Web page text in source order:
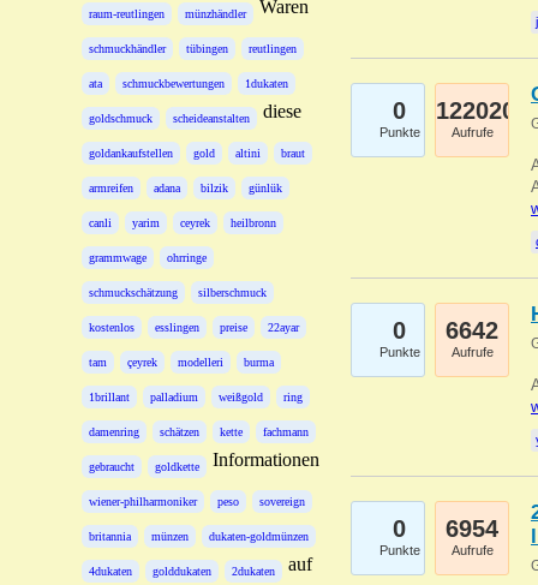
raum-reutlingen münzhändler
schmuckhändler tübingen reutlingen
ata schmuckbewertungen 1dukaten
goldschmuck scheideanstalten
goldankaufstellen gold altini braut
armreifen adana bilzik günlük
canli yarim ceyrek heilbronn
grammwage ohrringe
schmuckschätzung silberschmuck
kostenlos esslingen preise 22ayar
tam çeyrek modelleri burma
1brillant palladium weißgold ring
damenring schätzen kette fachmann
gebraucht goldkette
wiener-philharmoniker peso sovereign
britannia münzen dukaten-goldmünzen
4dukaten golddukaten 2dukaten
Waren
diese
Informationen
auf
0
Punkte
122020
Aufrufe
0
Punkte
6642
Aufrufe
0
Punkte
6954
Aufrufe